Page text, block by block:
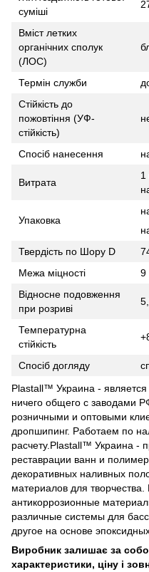
суміші
Вміст летких
органічних сполук
(ЛОС)
Термін служби
Стійкість до
пожовтіння (УФ-
стійкість)
Спосіб нанесення
Витрата
1
Упаковка
Твердість по Шору D
Межа міцності
9
Відносне подовження
при розриві
Температурна
стійкість
Спосіб догляду
Plastall™ Украина -
ничего общего с заводами
розничными и оптовыми
дропшипинг. Работаем по
расчету.Plastall™ Украина -
реставрации ванн и
декоративных наливных
материалов для
антикоррозионные
различные системы для
другое на основе
Виробник залишає за
характеристики, ціну і